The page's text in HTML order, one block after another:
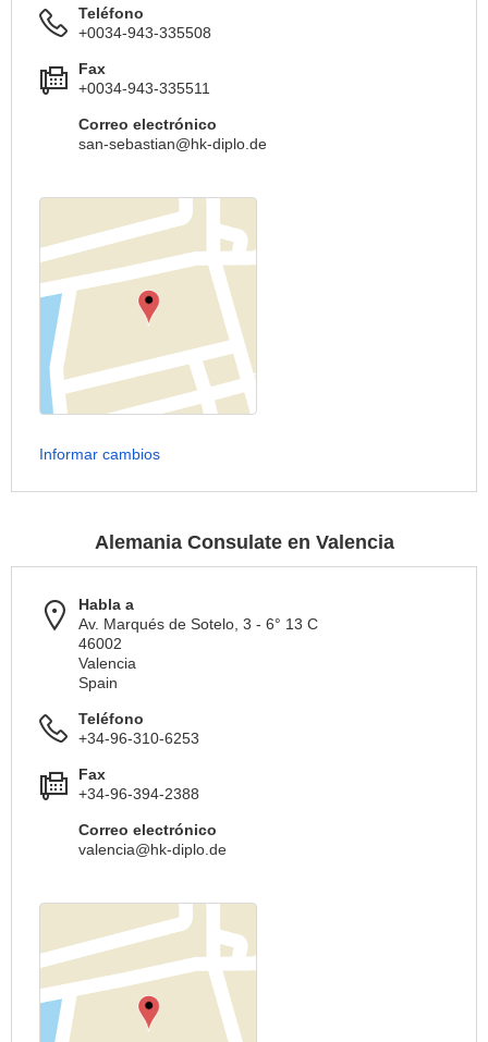
Teléfono
+0034-943-335508
Fax
+0034-943-335511
Correo electrónico
san-sebastian@hk-diplo.de
Informar cambios
Alemania Consulate en Valencia
Habla a
Av. Marqués de Sotelo, 3 - 6° 13 C
46002
Valencia
Spain
Teléfono
+34-96-310-6253
Fax
+34-96-394-2388
Correo electrónico
valencia@hk-diplo.de